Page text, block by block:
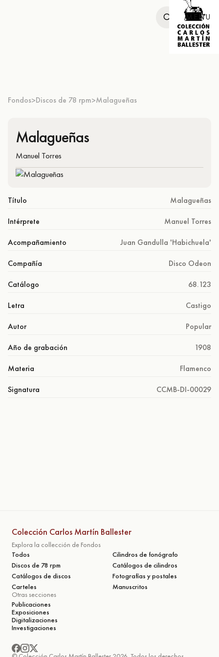
MENU
Fondos>Discos de 78 rpm>Malagueñas
Malagueñas
Manuel Torres
Título Malagueñas
Intérprete Manuel Torres
Acompañamiento Juan Gandulla 'Habichuela'
Compañía Disco Odeon
Catálogo 68.123
Letra Castigo
Autor Popular
Año de grabación 1908
Materia Flamenco
Signatura CCMB-DI-00029
Colección Carlos Martín Ballester
Explora la collección de Fondos
Todos
Cilindros de fonógrafo
Discos de 78 rpm
Catálogos de cilindros
Catálogos de discos
Fotografías y postales
Carteles
Manuscritos
Otras secciones
Publicaciones
Exposiciones
Digitalizaciones
Investigaciones